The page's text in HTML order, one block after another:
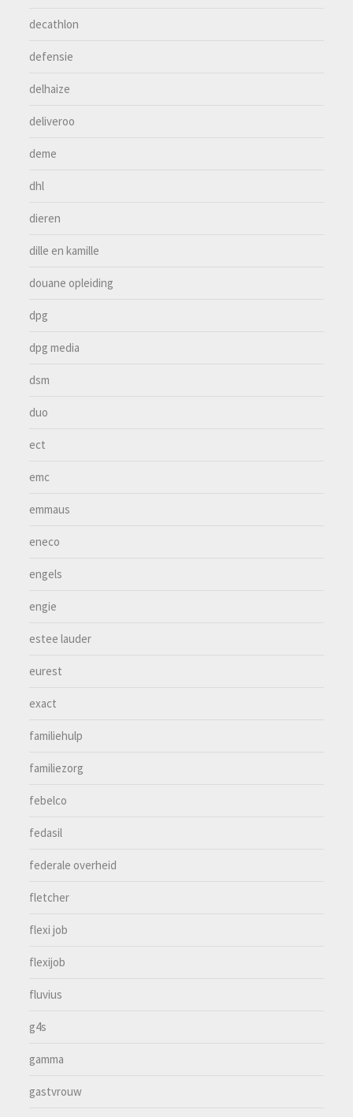
decathlon
defensie
delhaize
deliveroo
deme
dhl
dieren
dille en kamille
douane opleiding
dpg
dpg media
dsm
duo
ect
emc
emmaus
eneco
engels
engie
estee lauder
eurest
exact
familiehulp
familiezorg
febelco
fedasil
federale overheid
fletcher
flexi job
flexijob
fluvius
g4s
gamma
gastvrouw